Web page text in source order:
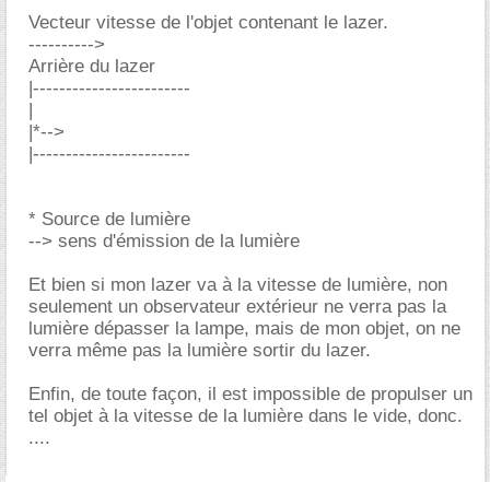
Vecteur vitesse de l'objet contenant le lazer.
---------->
Arrière du lazer
|------------------------
|
|*-->
|------------------------
* Source de lumière
--> sens d'émission de la lumière
Et bien si mon lazer va à la vitesse de lumière, non
seulement un observateur extérieur ne verra pas la
lumière dépasser la lampe, mais de mon objet, on ne
verra même pas la lumière sortir du lazer.
Enfin, de toute façon, il est impossible de propulser un
tel objet à la vitesse de la lumière dans le vide, donc.
....